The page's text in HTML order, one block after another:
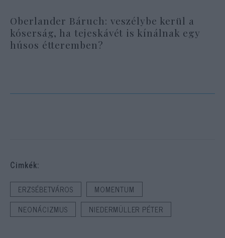
Oberlander Báruch: veszélybe kerül a
kóserság, ha tejeskávét is kínálnak egy
húsos étteremben?
Cimkék:
ERZSÉBETVÁROS
MOMENTUM
NEONÁCIZMUS
NIEDERMÜLLER PÉTER